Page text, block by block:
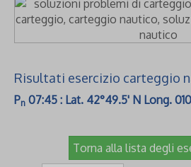
Risultati esercizio carteggio
Pn 07:45 : Lat. 42°49.5' N Long.
Torna alla lista degli